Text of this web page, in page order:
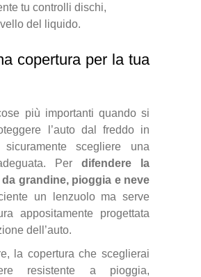
tu controlli dischi,
del liquido.
copertura per la tua
più importanti quando si
l’auto dal freddo in
scegliere una
Per difendere la
grandine, pioggia e neve
un lenzuolo ma serve
appositamente progettata
dell’auto.
la copertura che sceglierai
resistente a pioggia,